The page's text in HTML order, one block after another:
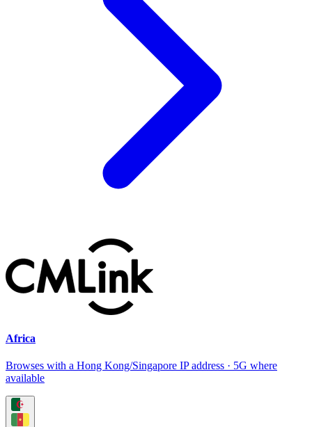
Africa
Browses with a Hong Kong/Singapore IP address · 5G where
available